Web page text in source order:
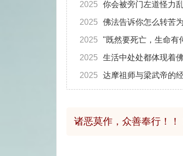
2025 你会被旁门左道怪力
2025 佛法告诉你怎么转苦
2025 "既然要死亡，生命有
2025 生活中处处都体现着
2025 达摩祖师与梁武帝的
诸恶莫作，众善奉行！！